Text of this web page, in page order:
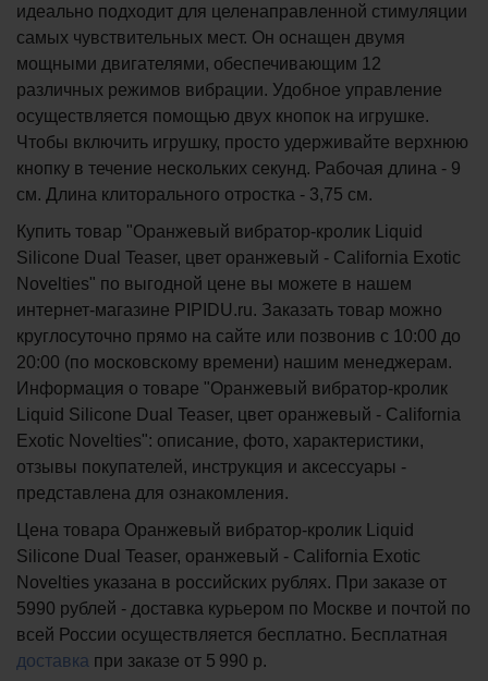
идеально подходит для целенаправленной стимуляции
самых чувствительных мест. Он оснащен двумя
мощными двигателями, обеспечивающим 12
различных режимов вибрации. Удобное управление
осуществляется помощью двух кнопок на игрушке.
Чтобы включить игрушку, просто удерживайте верхнюю
кнопку в течение нескольких секунд. Рабочая длина - 9
см. Длина клиторального отростка - 3,75 см.
Купить товар "Оранжевый вибратор-кролик Liquid
Silicone Dual Teaser, цвет оранжевый - California Exotic
Novelties" по выгодной цене вы можете в нашем
интернет-магазине PIPIDU.ru. Заказать товар можно
круглосуточно прямо на сайте или позвонив с 10:00 до
20:00 (по московскому времени) нашим менеджерам.
Информация о товаре "Оранжевый вибратор-кролик
Liquid Silicone Dual Teaser, цвет оранжевый - California
Exotic Novelties": описание, фото, характеристики,
отзывы покупателей, инструкция и аксессуары -
представлена для ознакомления.
Цена товара Оранжевый вибратор-кролик Liquid
Silicone Dual Teaser, оранжевый - California Exotic
Novelties указана в российских рублях. При заказе от
5990 рублей - доставка курьером по Москве и почтой по
всей России осуществляется бесплатно. Бесплатная
доставка при заказе от 5 990 р.